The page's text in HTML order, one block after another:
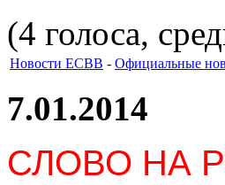
(4 голоса,
Новости ЕСВВ - Официальные
7.01.2014
СЛОВО НА